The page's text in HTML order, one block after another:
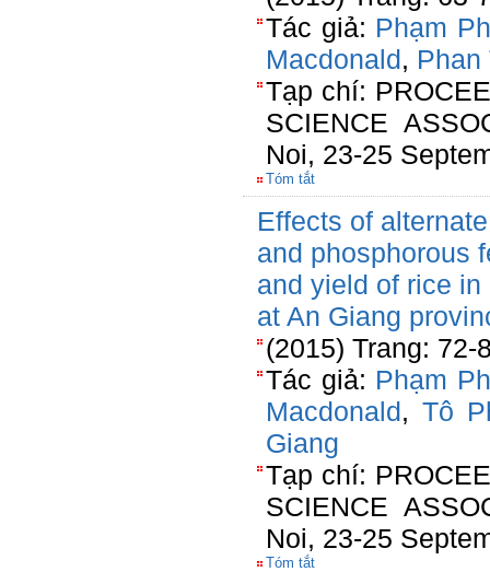
Tác giả: Phạm
Macdonald, Phan
Tạp chí:
SCIENCE
Noi, 23-25
Tóm tắt
Effects of
and phosphorous
and yield of rice
at An Giang
(2015) Trang: 72-
Tác giả: Phạm
Macdonald,Tô
Giang
Tạp chí:
SCIENCE
Noi, 23-25
Tóm tắt